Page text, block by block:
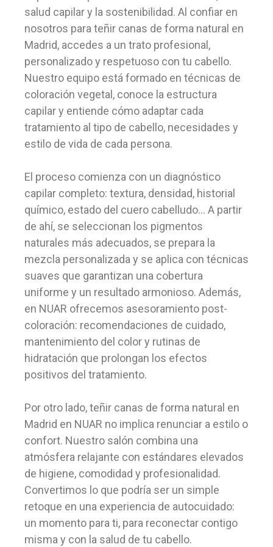
salud capilar y la sostenibilidad. Al confiar en
nosotros para teñir canas de forma natural en
Madrid, accedes a un trato profesional,
personalizado y respetuoso con tu cabello.
Nuestro equipo está formado en técnicas de
coloración vegetal, conoce la estructura
capilar y entiende cómo adaptar cada
tratamiento al tipo de cabello, necesidades y
estilo de vida de cada persona.
El proceso comienza con un diagnóstico
capilar completo: textura, densidad, historial
químico, estado del cuero cabelludo… A partir
de ahí, se seleccionan los pigmentos
naturales más adecuados, se prepara la
mezcla personalizada y se aplica con técnicas
suaves que garantizan una cobertura
uniforme y un resultado armonioso. Además,
en NUAR ofrecemos asesoramiento post-
coloración: recomendaciones de cuidado,
mantenimiento del color y rutinas de
hidratación que prolongan los efectos
positivos del tratamiento.
Por otro lado, teñir canas de forma natural en
Madrid en NUAR no implica renunciar a estilo o
confort. Nuestro salón combina una
atmósfera relajante con estándares elevados
de higiene, comodidad y profesionalidad.
Convertimos lo que podría ser un simple
retoque en una experiencia de autocuidado:
un momento para ti, para reconectar contigo
misma y con la salud de tu cabello.